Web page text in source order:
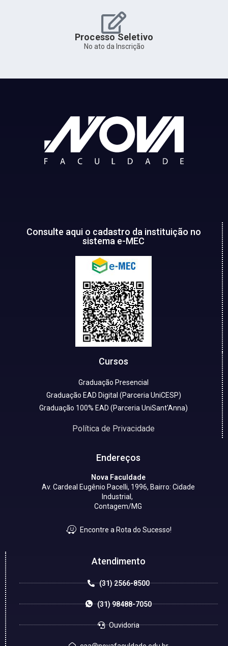
Processo Seletivo
No ato da Inscrição
Consulte aqui o cadastro da instituição no
sistema e-MEC
Cursos
Graduação Presencial
Graduação EAD Digital (Parceria UniCESP)
Graduação 100% EAD (Parceria UniSant'Anna)
Política de Privacidade
Endereços
Nova Faculdade
Av. Cardeal Eugênio Pacelli, 1996, Bairro: Cidade
Industrial,
Contagem/MG
Encontre a Rota do Sucesso!
Atendimento
(31) 2566-8500
(31) 98488-7050
Ouvidoria